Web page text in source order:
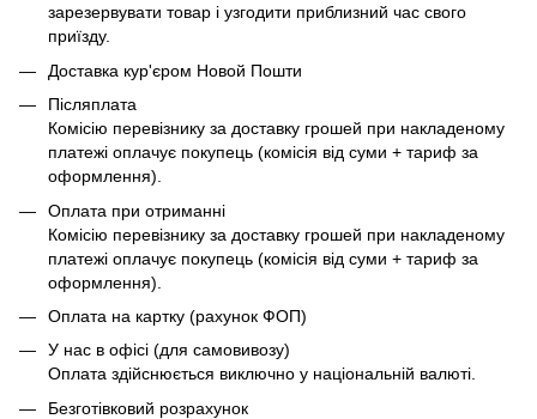
зарезервувати товар і узгодити приблизний час свого
приїзду.
Доставка кур'єром Новой Пошти
Післяплата
Комісію перевізнику за доставку грошей при накладеному
платежі оплачує покупець (комісія від суми + тариф за
оформлення).
Оплата при отриманні
Комісію перевізнику за доставку грошей при накладеному
платежі оплачує покупець (комісія від суми + тариф за
оформлення).
Оплата на картку (рахунок ФОП)
У нас в офісі (для самовивозу)
Оплата здійснюється виключно у національній валюті.
Безготівковий розрахунок